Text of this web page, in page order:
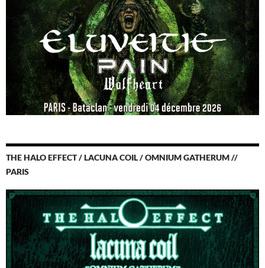
THE HALO EFFECT / LACUNA COIL / OMNIUM GATHERUM //
PARIS